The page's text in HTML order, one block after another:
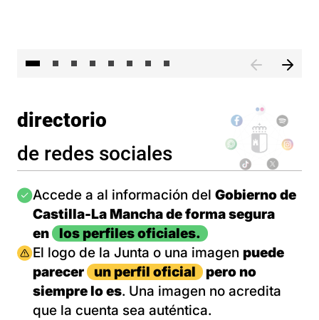
directorio
de redes sociales
Imagen
Accede a al información del Gobierno de
Castilla-La Mancha de forma segura
en
los perfiles oficiales.
Imagen
El logo de la Junta o una imagen puede
parecer
un perfil oficial
pero no
siempre lo es. Una imagen no acredita
que la cuenta sea auténtica.